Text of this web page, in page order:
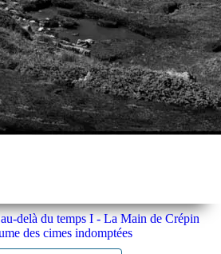
delà du temps I - La Main de Crépin
des cimes indomptées